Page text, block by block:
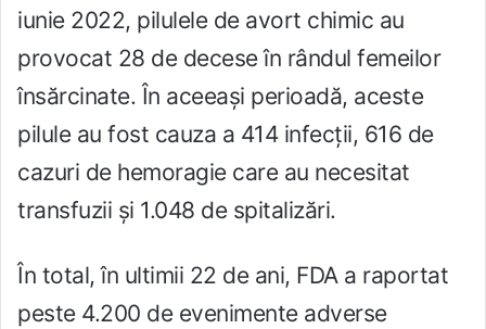
iunie 2022, pilulele de avort chimic au
provocat 28 de decese în rândul femeilor
însărcinate. În aceeași perioadă, aceste
pilule au fost cauza a 414 infecții, 616 de
cazuri de hemoragie care au necesitat
transfuzii și 1.048 de spitalizări.
În total, în ultimii 22 de ani, FDA a raportat
peste 4.200 de evenimente adverse